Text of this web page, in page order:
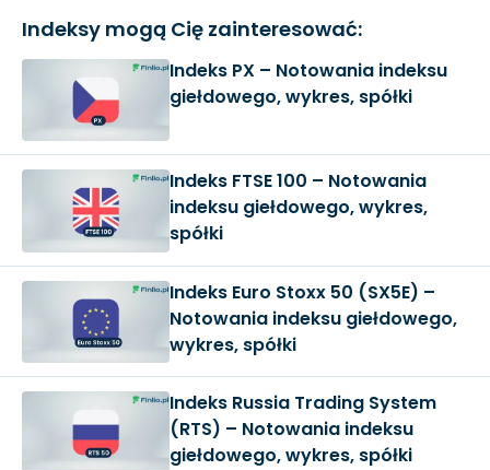
Indeksy mogą Cię zainteresować:
Indeks PX – Notowania indeksu
giełdowego, wykres, spółki
Indeks FTSE 100 – Notowania
indeksu giełdowego, wykres,
spółki
Indeks Euro Stoxx 50 (‎SX5E) –
Notowania indeksu giełdowego,
wykres, spółki
Indeks Russia Trading System
(RTS) – Notowania indeksu
giełdowego, wykres, spółki